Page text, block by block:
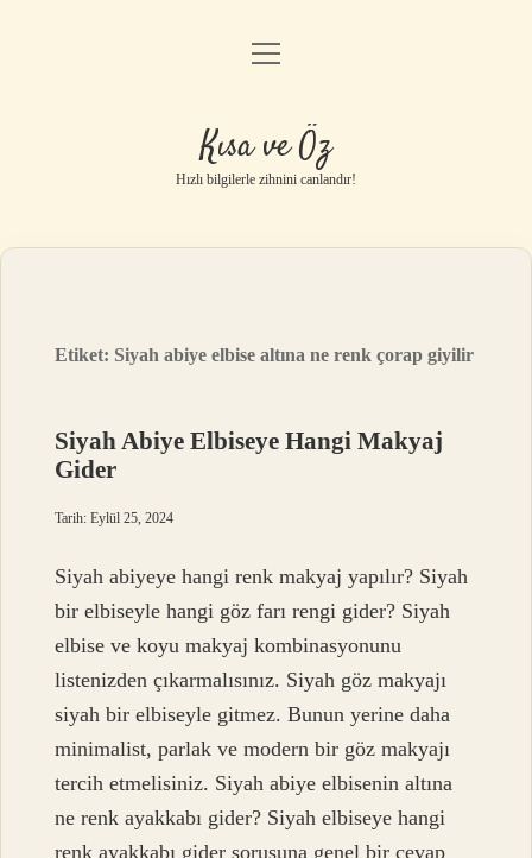
Anasayfa
Gizlilik Politikası
Yasal Uyarı
menüyü
Kısa ve Öz
Hızlı bilgilerle zihnini canlandır!
Etiket: Siyah abiye elbise altına ne renk çorap giyilir
Siyah Abiye Elbiseye Hangi Makyaj
Gider
Tarih: Eylül 25, 2024
Siyah abiyeye hangi renk makyaj yapılır? Siyah
bir elbiseyle hangi göz farı rengi gider? Siyah
elbise ve koyu makyaj kombinasyonunu
listenizden çıkarmalısınız. Siyah göz makyajı
siyah bir elbiseyle gitmez. Bunun yerine daha
minimalist, parlak ve modern bir göz makyajı
tercih etmelisiniz. Siyah abiye elbisenin altına
ne renk ayakkabı gider? Siyah elbiseye hangi
renk ayakkabı gider sorusuna genel bir cevap